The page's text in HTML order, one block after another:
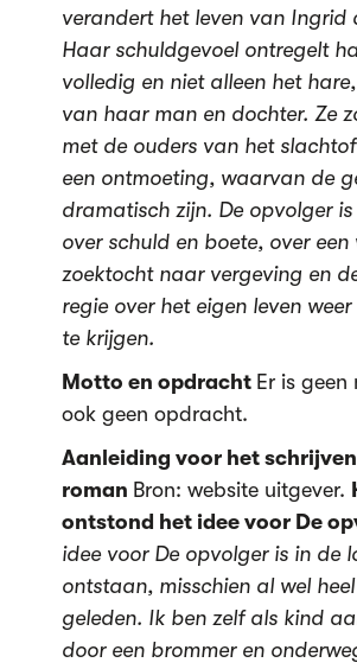
verandert het leven van Ingrid
Haar schuldgevoel ontregelt
volledig en niet alleen het
van haar man en dochter. Ze
met de ouders van het
een ontmoeting, waarvan de
dramatisch zijn. De opvolger
over schuld en boete, over
zoektocht naar vergeving en
regie over het eigen leven
te krijgen.
Motto en opdracht Er is
ook geen opdracht.
Aanleiding voor het
roman Bron: website uitgever.
ontstond het idee voor De
idee voor De opvolger is in de
ontstaan, misschien al wel
geleden. Ik ben zelf als kind
door een brommer en